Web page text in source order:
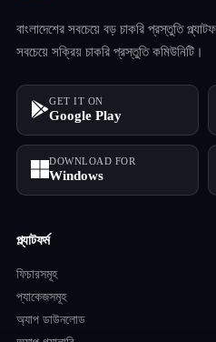
বাংলাদেশের সবচেয়ে বড় চাকরি প্রস্তুতি
সবচেয়ে সক্রিয় চাকরি প্রস্তুতি কমিউনিটি।
GET IT ON
Google Play
DOWNLOAD FOR
Windows
প্ল্যাটফর্ম
ফিচারসমূহ
প্যাকেজসমূহ
অ্যাপ ডাউনলোড